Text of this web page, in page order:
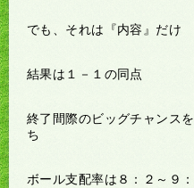
でも、それは『内容』だけ
結果は１－１の同点
終了間際のビッグチャンス
ち
ボール支配率は８：２～９：